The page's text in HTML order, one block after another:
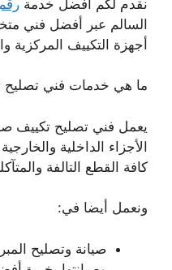
نقدم لكم أفضل خدمة
السالم عبر أفضل فني
أجهزة التكييف المركزية
ما هي خدمات فني تصليح
يعمل فني تصليح تكييف
الأجزاء الداخلية
كافة القطع التالفة
ونعمل أيضا في:
صيانة وتصليح